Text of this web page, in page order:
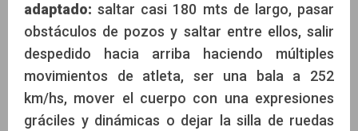
adaptado:saltar casi 180 mts de largo, pasar
obstáculos de pozos y saltar entre ellos, salir
despedido hacia arriba haciendo múltiples
movimientos de atleta, ser una bala a 252
km/hs, mover el cuerpo con una expresiones
gráciles y dinámicas o dejar la silla de ruedas